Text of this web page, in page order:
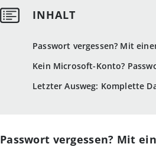
Passwort vergessen? Mit
Kein Microsoft-Konto?
Letzter Ausweg: Komplette
Passwort vergessen? Mit